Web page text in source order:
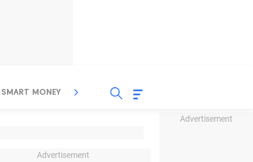
Advertisement
SMART MONEY INSPIRASI BISNIS
Advertisement